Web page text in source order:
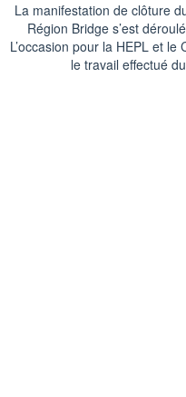
La manifestation de clôture
Région Bridge s’est
L’occasion pour la HEPL et le
le travail effectué